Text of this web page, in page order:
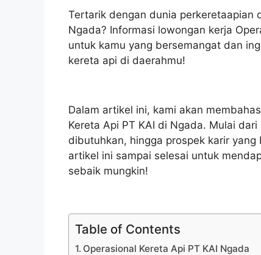
Tertarik dengan dunia perkeretaapian
Ngada? Informasi lowongan kerja
untuk kamu yang bersemangat dan
kereta api di daerahmu!
Dalam artikel ini, kami akan
Kereta Api PT KAI di Ngada. Mulai
dibutuhkan, hingga prospek karir
artikel ini sampai selesai untuk
sebaik mungkin!
Table of Contents
Operasional Kereta Api PT KAI Ngada